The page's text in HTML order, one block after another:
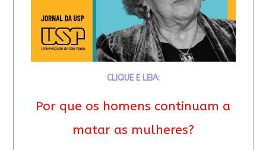
CLIQUE E LEIA:
Por que os homens continuam a
matar as mulheres?